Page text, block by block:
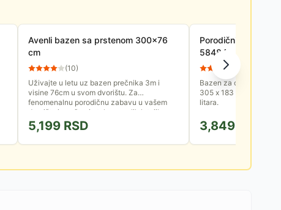
Avenli bazen sa prstenom 300x76
cm
(10)
Uživajte u letu uz bazen prečnika 3m i
visine 76cm u svom dvorištu. Za
fenomenalnu porodičnu zabavu u vašem
dvorištu i opuštanje tokom vrelih letnjih...
5,199 RSD
Porodični Bazen
58484
9
Bazen za celu
305 x 183 x 56 cm sa
litara.
3,849